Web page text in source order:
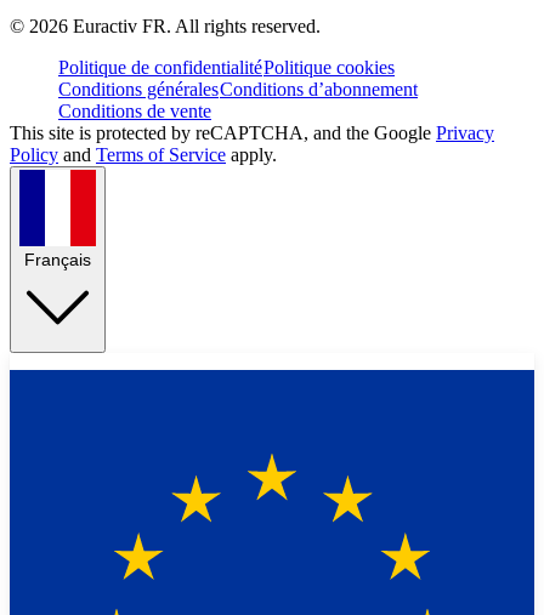
© 2026 Euractiv FR. All rights reserved.
Politique de confidentialitéPolitique cookies
Conditions généralesConditions d’abonnement
Conditions de vente
This site is protected by reCAPTCHA, and the Google Privacy
Policy and Terms of Service apply.
Français